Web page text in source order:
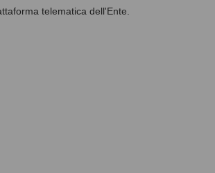
telematica dell'Ente.